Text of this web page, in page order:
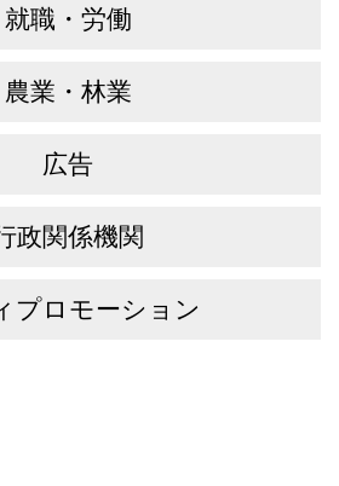
就職・労働
農業・林業
広告
政関係機関
プロモーション